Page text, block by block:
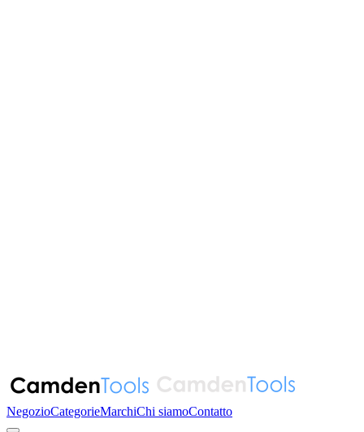
NegozioCategorieMarchiChi siamoContatto